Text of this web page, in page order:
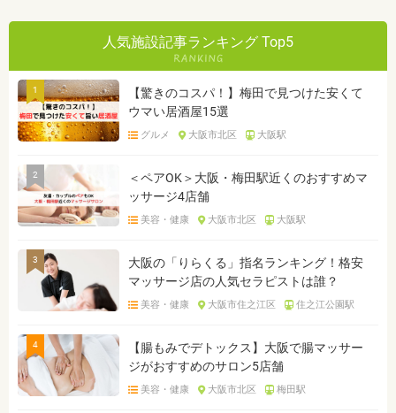
人気施設記事ランキング Top5
1
【驚きのコスパ！】梅田で見つけた安くて
ウマい居酒屋15選
グルメ 大阪市北区 大阪駅
2
＜ペアOK＞大阪・梅田駅近くのおすすめマ
ッサージ4店舗
美容・健康 大阪市北区 大阪駅
3
大阪の「りらくる」指名ランキング！格安
マッサージ店の人気セラピストは誰？
美容・健康 大阪市住之江区 住之江公園駅
4
【腸もみでデトックス】大阪で腸マッサー
ジがおすすめのサロン5店舗
美容・健康 大阪市北区 梅田駅